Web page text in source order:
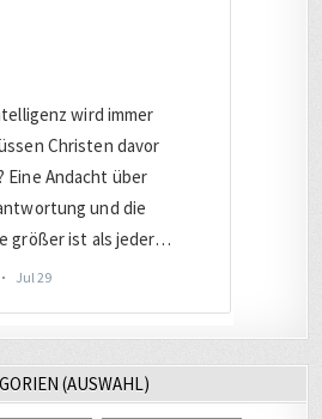
BERLIN(280) CHRISTLICHES
(805) DEUTSCHLAND(1899)